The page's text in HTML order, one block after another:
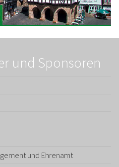
und Sponsoren
und Ehrenamt